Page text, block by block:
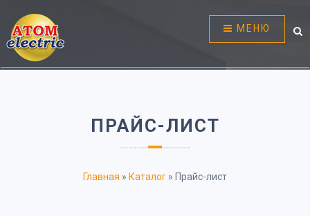
МЕНЮ
ПРАЙС-ЛИСТ
Главная » Каталог » Прайс-лист